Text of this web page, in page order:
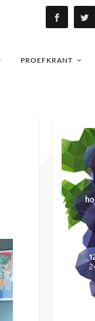
PROEFKRANT